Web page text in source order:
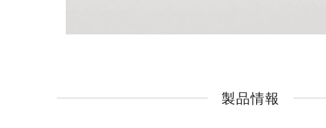
製品情報